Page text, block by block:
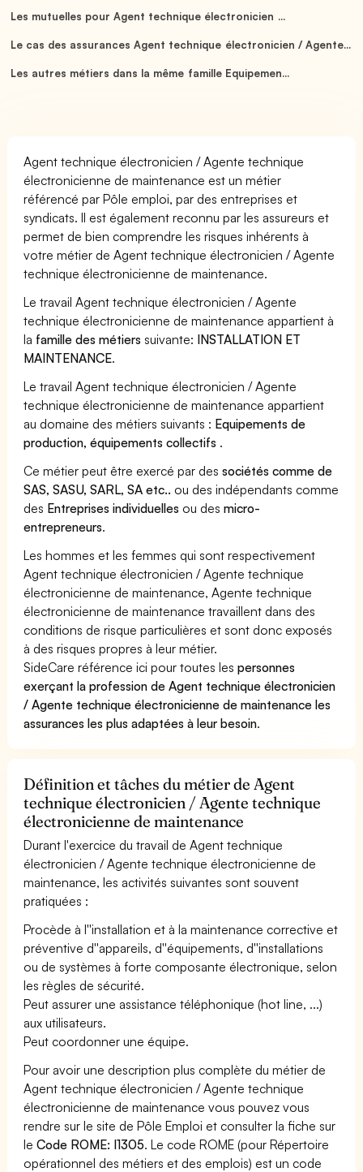
Les mutuelles pour Agent technique électronicien ...
Le cas des assurances Agent technique électronicien / Agente...
Les autres métiers dans la même famille Equipemen...
Agent technique électronicien / Agente technique
électronicienne de maintenance est un métier
référencé par Pôle emploi, par des entreprises et
syndicats. Il est également reconnu par les assureurs et
permet de bien comprendre les risques inhérents à
votre métier de Agent technique électronicien / Agente
technique électronicienne de maintenance.
Le travail Agent technique électronicien / Agente
technique électronicienne de maintenance appartient à
la famille des métiers suivante: INSTALLATION ET
MAINTENANCE.
Le travail Agent technique électronicien / Agente
technique électronicienne de maintenance appartient
au domaine des métiers suivants : Equipements de
production, équipements collectifs .
Ce métier peut être exercé par dessociétés comme de
SAS, SASU, SARL, SA etc.. ou des indépendants comme
des Entreprises individuelles ou desmicro-
entrepreneurs.
Les hommes et les femmes qui sont respectivement
Agent technique électronicien / Agente technique
électronicienne de maintenance, Agente technique
électronicienne de maintenance travaillent dans des
conditions de risque particulières et sont donc exposés
à des risques propres à leur métier.
SideCare référence ici pour toutes lespersonnes
exerçant la profession de Agent technique électronicien
/ Agente technique électronicienne de maintenance les
assurances les plus adaptées à leur besoin.
Définition et tâches du métier de Agent
technique électronicien / Agente technique
électronicienne de maintenance
Durant l'exercice du travail de Agent technique
électronicien / Agente technique électronicienne de
maintenance, les activités suivantes sont souvent
pratiquées :
Procède à l''installation et à la maintenance corrective et
préventive d''appareils, d''équipements, d''installations
ou de systèmes à forte composante électronique, selon
les règles de sécurité.
Peut assurer une assistance téléphonique (hot line, ...)
aux utilisateurs.
Peut coordonner une équipe.
Pour avoir une description plus complète du métier de
Agent technique électronicien / Agente technique
électronicienne de maintenance vous pouvez vous
rendre sur le site de Pôle Emploi et consulter la fiche sur
leCode ROME: I1305. Le code ROME (pour Répertoire
opérationnel des métiers et des emplois) est un code